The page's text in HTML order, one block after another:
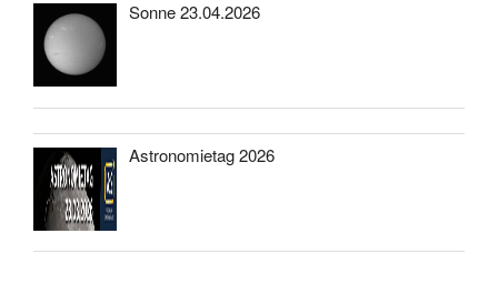
Sonne 23.04.2026
Astronomietag 2026